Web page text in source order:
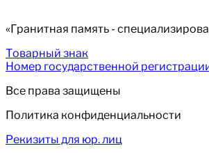
«Гранитная память -
Товарный знак
Номер государственной
Все права защищены
Политика конфиденциальности
Рекизиты для юр. лиц